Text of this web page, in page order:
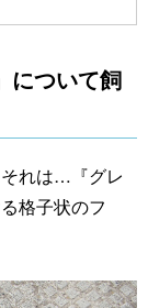
ついて飼
れは…『グレ
格子状のフ